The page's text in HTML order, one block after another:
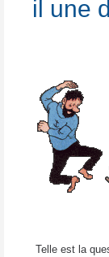
il une
Telle est la